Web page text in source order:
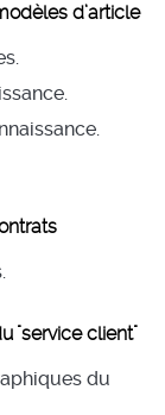
d’article
"service client"
du